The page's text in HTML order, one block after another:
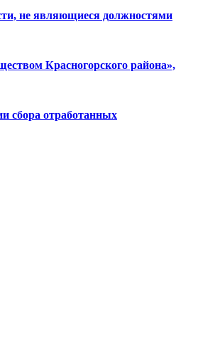
не являющиеся должностями
Красногорского района»,
сбора отработанных